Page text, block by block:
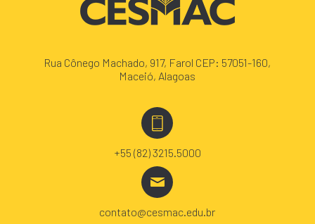
Rua Cônego Machado, 917, Farol CEP: 57051-160,
Maceió, Alagoas
+55 (82) 3215.5000
contato@cesmac.edu.br